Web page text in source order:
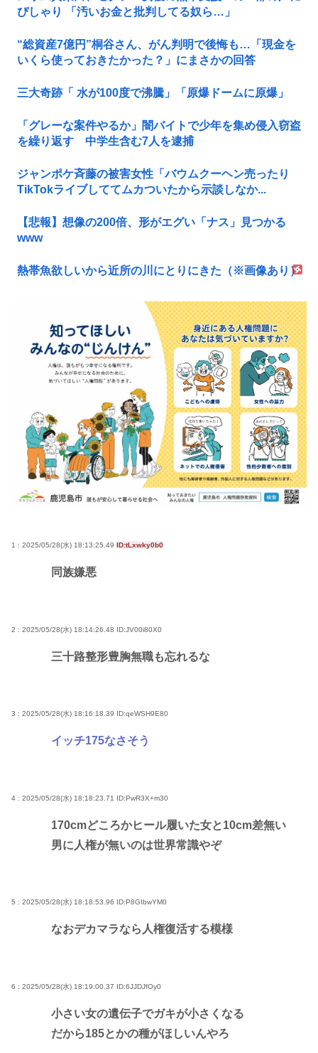
ぴしゃり 「汚いお金と批判してる奴ら…」
“総資産7億円”桐谷さん、がん判明で後悔も…「現金を
いくら使っておきたかった？」にまさかの回答
三大奇跡「 水が100度で沸騰」「原爆ドームに原爆」
「グレーな案件やるか」闇バイトで少年を集め侵入窃盗
を繰り返す 中学生含む7人を逮捕
ジャンポケ斉藤の被害女性「バウムクーヘン売ったり
TikTokライブしててムカついたから示談しなか...
【悲報】想像の200倍、形がエグい「ナス」見つかる
www
熱帯魚欲しいから近所の川にとりにきた（※画像あり）
1 : 2025/05/28(水) 18:13:25.49 ID:tLxwky0b0
同族嫌悪
2 : 2025/05/28(水) 18:14:26.48 ID:JV00i80X0
三十路整形豊胸無職も忘れるな
3 : 2025/05/28(水) 18:16:18.39 ID:qeWSH9E80
イッチ175なさそう
4 : 2025/05/28(水) 18:18:23.71 ID:PwR3X+m30
170cmどころかヒール履いた女と10cm差無い
男に人権が無いのは世界常識やぞ
5 : 2025/05/28(水) 18:18:53.96 ID:P8GIbwYM0
なおデカマラなら人権復活する模様
6 : 2025/05/28(水) 18:19:00.37 ID:6JJDJfOy0
小さい女の遺伝子でガキが小さくなる
だから185とかの種がほしいんやろ